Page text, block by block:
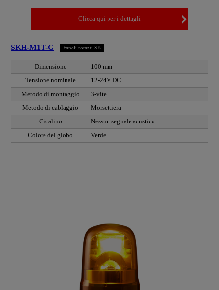
Clicca qui per i dettagli
SKH-M1T-G Fanali rotanti SK
Dimensione
100 mm
Tensione nominale
12-24V DC
Metodo di montaggio
3-vite
Metodo di cablaggio
Morsettiera
Cicalino
Nessun segnale acustico
Colore del globo
Verde